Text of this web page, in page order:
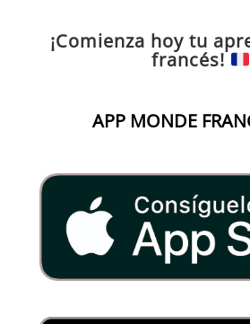
¡Comienza hoy tu
francés!
APP MONDE